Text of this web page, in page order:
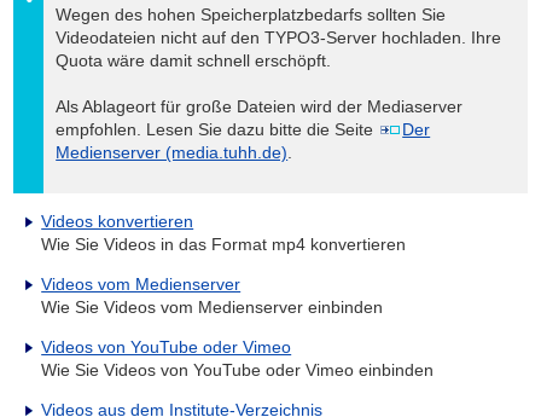
Wegen des hohen Speicherplatzbedarfs sollten Sie
Videodateien nicht auf den TYPO3-Server hochladen. Ihre
Quota wäre damit schnell erschöpft.
Als Ablageort für große Dateien wird der Mediaserver
empfohlen. Lesen Sie dazu bitte die Seite
Der
Medienserver (media.tuhh.de).
Videos konvertieren
Wie Sie Videos in das Format mp4 konvertieren
Videos vom Medienserver
Wie Sie Videos vom Medienserver einbinden
Videos von YouTube oder Vimeo
Wie Sie Videos von YouTube oder Vimeo einbinden
Videos aus dem Institute-Verzeichnis